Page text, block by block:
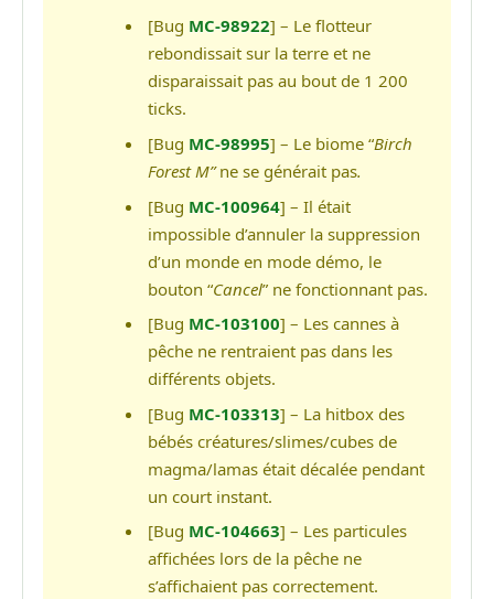
[Bug MC-98922] – Le flotteur
rebondissait sur la terre et ne
disparaissait pas au bout de 1 200
ticks.
[Bug MC-98995] – Le biome “Birch
Forest M”ne se générait pas.
[Bug MC-100964] – Il était
impossible d’annuler la suppression
d’un monde en mode démo, le
bouton “Cancel” ne fonctionnant pas.
[Bug MC-103100] – Les cannes à
pêche ne rentraient pas dans les
différents objets.
[Bug MC-103313] – La hitbox des
bébés créatures/slimes/cubes de
magma/lamas était décalée pendant
un court instant.
[Bug MC-104663] – Les particules
affichées lors de la pêche ne
s’affichaient pas correctement.